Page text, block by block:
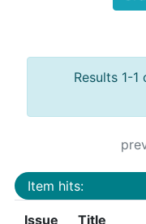
Results 1-
Item hits:
Issue
Title